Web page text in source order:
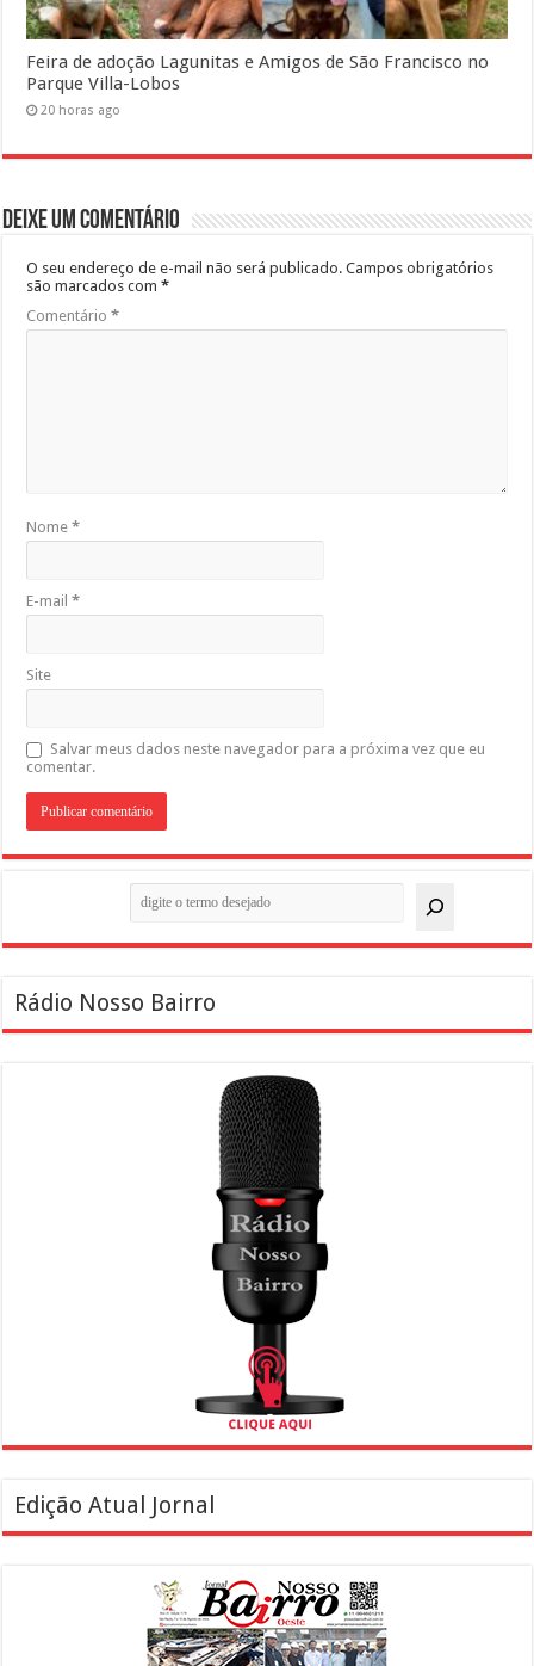
Feira de adoção Lagunitas e Amigos de São Francisco no
Parque Villa-Lobos
20 horas ago
Deixe um comentário
O seu endereço de e-mail não será publicado. Campos obrigatórios
são marcados com*
Comentário*
Nome*
E-mail*
Site
Salvar meus dados neste navegador para a próxima vez que eu
comentar.
Rádio Nosso Bairro
Edição Atual Jornal